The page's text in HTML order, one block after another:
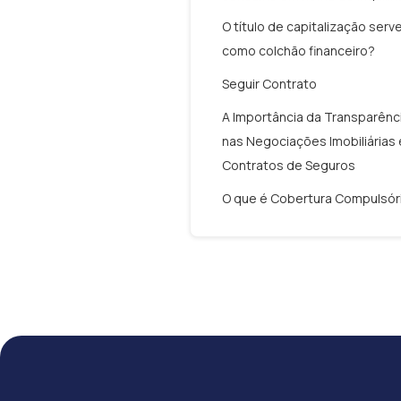
O título de capitalização serve
como colchão financeiro?
Seguir Contrato
A Importância da
nas Negociações Imobiliárias
Contratos de Seguros
O que é Cobertura